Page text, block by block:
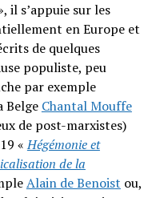
il s’appuie sur les
en Europe et
de quelques
populiste, peu
par exemple
Belge Chantal Mouffe
de post-marxistes)
«Hégémonie et
de la
Alain de Benoist ou,